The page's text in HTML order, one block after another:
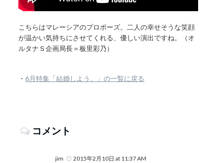
こちらはマレーシアのプロポーズ。二人の幸せそうな笑顔
が温かい気持ちにさせてくれる、優しい演出ですね。（オ
ルタナＳ企画局長＝板里彩乃）
・6月特集「結婚しよう。」の一覧に戻る
コメント
jim 2015年2月10日 at 11:37 AM